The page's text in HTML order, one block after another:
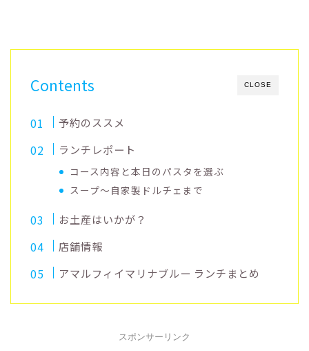
CLOSE
Contents
予約のススメ
ランチレポート
コース内容と本日のパスタを選ぶ
スープ～自家製ドルチェまで
お土産はいかが？
店舗情報
アマルフィイマリナブルー ランチまとめ
スポンサーリンク